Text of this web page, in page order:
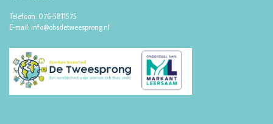
Telefoon: 076-5811575
E-mail: info@obsdetweesprong.nl